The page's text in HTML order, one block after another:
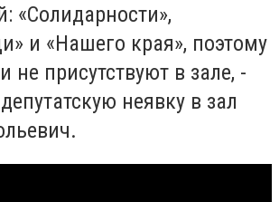
«Солидарности»,
и «Нашего края», поэтому
не присутствуют в зале, -
неявку в зал